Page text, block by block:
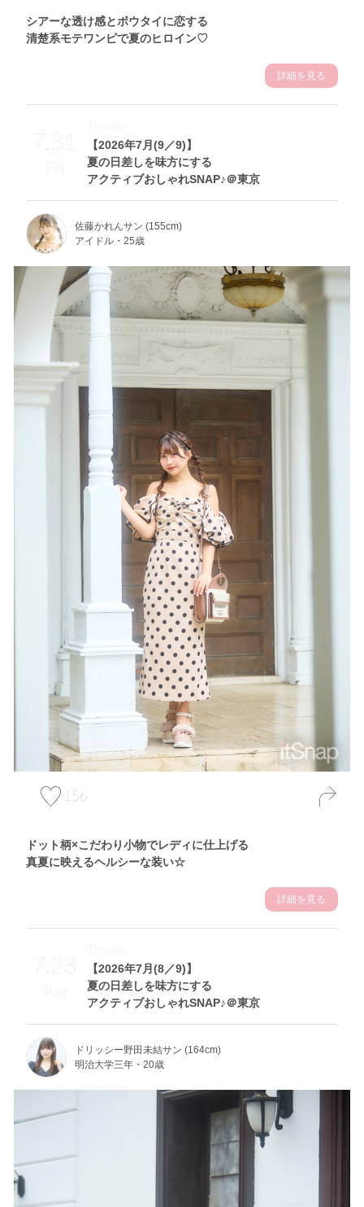
シアーな透け感とボウタイに恋する
清楚系モテワンピで夏のヒロイン♡
詳細を見る
7.31
Fri
【2026年7月(9／9)】
夏の日差しを味方にする
アクティブおしゃれSNAP♪＠東京
Theme
佐藤かれんサン (155cm)
アイドル・25歳
156
ドット柄×こだわり小物でレディに仕上げる
真夏に映えるヘルシーな装い☆
詳細を見る
7.28
Tue
【2026年7月(8／9)】
夏の日差しを味方にする
アクティブおしゃれSNAP♪＠東京
Theme
ドリッシー野田未結サン (164cm)
明治大学三年・20歳